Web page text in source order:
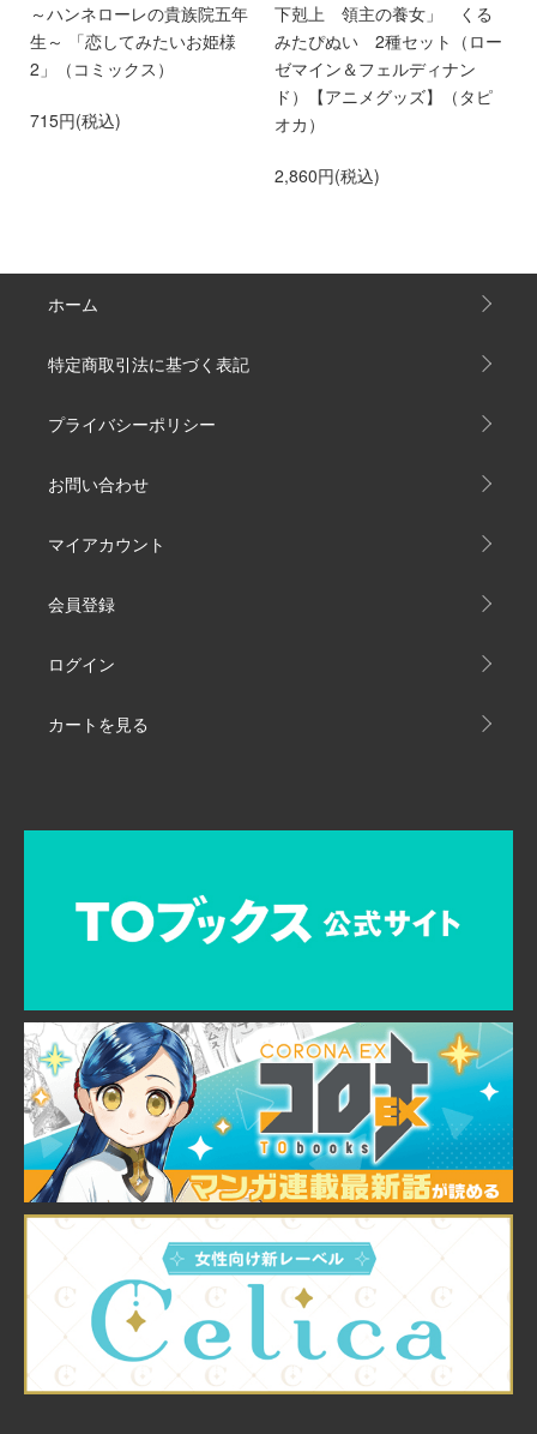
～ハンネローレの貴族院五年
生～ 「恋してみたいお姫様
2」（コミックス）
715円(税込)
下剋上 領主の養女」 くる
みたぴぬい 2種セット（ロー
ゼマイン＆フェルディナン
ド）【アニメグッズ】（タピ
オカ）
2,860円(税込)
ホーム
特定商取引法に基づく表記
プライバシーポリシー
お問い合わせ
マイアカウント
会員登録
ログイン
カートを見る